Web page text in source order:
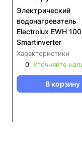
Электрический
водонагреватель
Electrolux EWH 100
Smartinverter
Характеристики
0 Уточняйте
В корзину